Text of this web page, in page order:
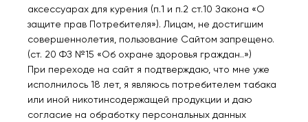
ISOK BOX 5500
аксессуарах для курения (п.1 и п.2 ст.10 Закона «О
защите прав Потребителя»). Лицам, не достигшим
совершеннолетия, пользование Сайтом запрещено.
(ст. 20 ФЗ №15 «Об охране здоровья граждан..»)
При переходе на сайт я подтверждаю, что мне уже
исполнилось 18 лет, я являюсь потребителем табака
или иной никотинсодержащей продукции и даю
согласие на обработку персональных данных